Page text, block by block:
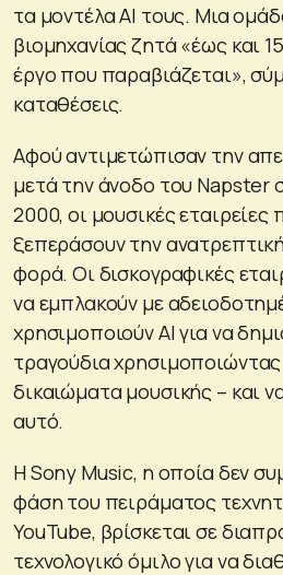
τα μοντέλα AI τους. Μια
βιομηχανίας ζητά «έως και
έργο που παραβιάζεται»,
καταθέσεις.
Αφού αντιμετώπισαν την
μετά την άνοδο του Napster
2000, οι μουσικές
ξεπεράσουν την
φορά. Οι δισκογραφικές
να εμπλακούν με
χρησιμοποιούν AI για να
τραγούδια
δικαιώματα μουσικής – και
αυτό.
Η Sony Music, η οποία δεν
φάση του πειράματος
YouTube, βρίσκεται σε
τεχνολογικό όμιλο για να